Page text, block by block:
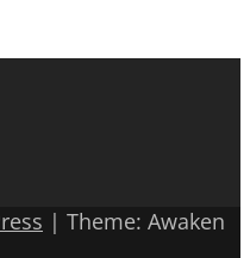
| Theme: Awaken